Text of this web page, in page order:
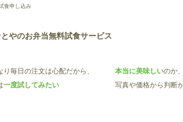
食申し込み
やのお弁当無料試食サービス
り毎日の注文は心配だから、
一度試してみたい
本当に美味しいのか、
写真や価格から判断